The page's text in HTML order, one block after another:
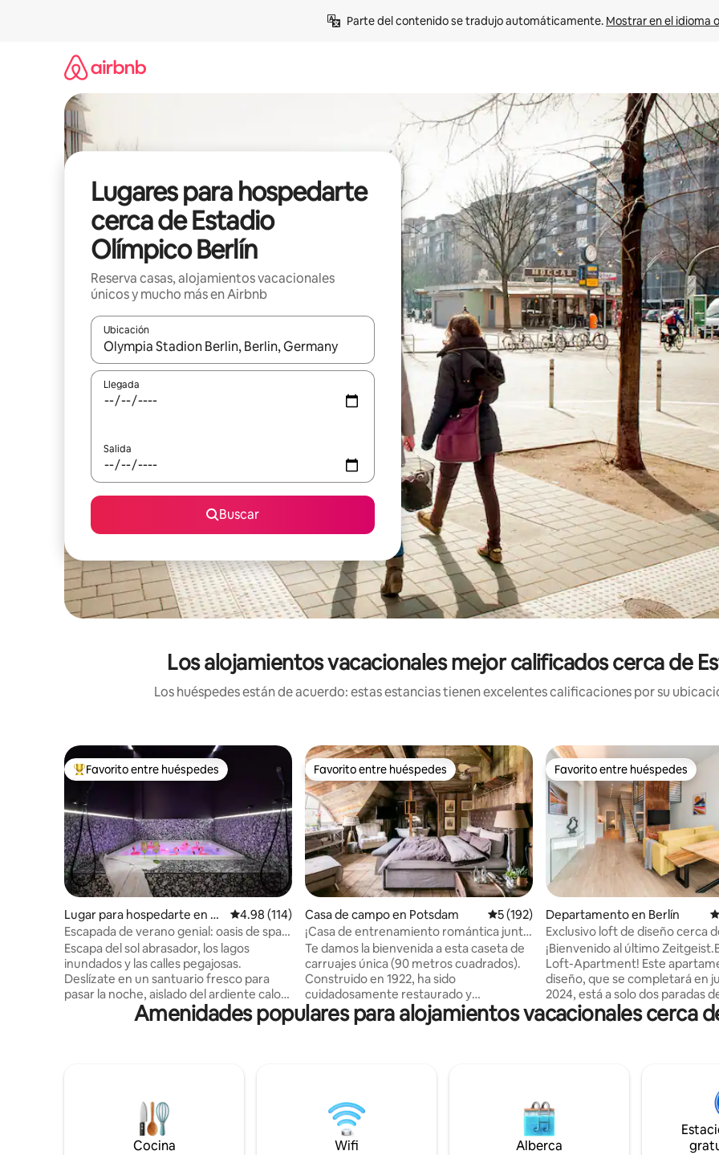
Parte del contenido se tradujo automáticamente. Mostrar en el idioma
Lugares para hospedarte
cerca de Estadio
Olímpico Berlín
Reserva casas, alojamientos vacacionales
únicos y mucho más en Airbnb
Ubicación
Cuando los resultados estén disponibles, podrás navegar usando las teclas de las flechas hacia arriba y hacia abajo, o
Llegada
Salida
Buscar
Los alojamientos vacacionales mejor calificados cerca de
Los huéspedes están de acuerdo: estas estancias tienen excelentes calificaciones por su
De los mejores en Favorito entre huéspedes
Favorito entre huéspedes
Lugar para hospedarte en B
erlín
Calificación promedio: 4.98 de 5; 114 evaluaciones
4.98 (114)
Escapada de verano genial: oasis de spa
privado en Kreuzberg
Escapa del sol abrasador, los lagos
inundados y las calles pegajosas.
Deslízate en un santuario fresco para
pasar la noche, aislado del ardiente calor
del verano. Sumérgete en las frescas y
burbujeantes aguas de tu jacuzzi privado
ofrecen una refrescante conexión de
cinco estrellas. Este refugio de diseño
también cuenta con una regadera de
lluvia, una relajante zona de descanso,
Favorito entre huéspedes
Favorito entre huéspedes
Casa de campo en Potsdam Calificación promedio: 5 de 5; 192
5 (192)
¡Casa de entrenamiento romántica junto
al puente de los espías!
Te damos la bienvenida a esta caseta de
carruajes única (90 metros cuadrados).
Construido en 1922, ha sido
cuidadosamente restaurado y
convertido con materiales de alta
calidad. Este alojamiento romántico se
del desayuno, si lo deseas. A solo un tiro
de piedra del mundialmente famoso
puente Glienicke. Durante décadas
durante la Guerra Fría, el puente fue el
Favorito entre huéspedes
Favorito entre huéspedes
Departamento en Berlín
Exclusivo loft de diseño cerca
estación central
¡Bienvenido al último
Loft-Apartment! Este
diseño, que se completará en
2024, está a solo dos paradas
de la estación central, por lo
punto de partida perfecto para
tres camas dobles, cocina
equipada, baño con ducha de
lluvia, aseo separado e Internet
velocidad, y ofrece espacio
una estancia de hasta 6
Amenidades populares para alojamientos vacacionales cerca
Cocina Wifi Alberca